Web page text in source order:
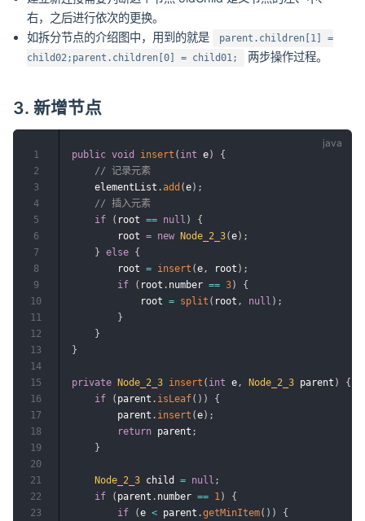
右，之后进行依次的更换。
如拆分节点的介绍图中，用到的就是
parent.children[1] =
child02;parent.children[0] = child01;
两步操作过程。
3. 新增节点
public void insert ( int e)
{
// 记录元素
    elementList
.add (e) ;
// 插入元素
if
( root == null )
{
        root
= new Node_2_3(e) ;
} else {
        root
= insert (e , root ) ;
if
( root . number == 3)
{
            root
= split ( root , null ) ;
}
}
}
private Node_2_3 insert ( int e , Node_2_3 parent )
{
if
( parent . isLeaf( ) )
{
        parent
. insert (e) ;
return parent ;
}
Node_2_3 child = null ;
if
( parent . number == 1 )
{
if
(e < parent .getMinItem( ) ) {
1
2
3
4
5
6
7
8
9
10
11
12
13
14
15
16
17
18
19
20
21
22
23